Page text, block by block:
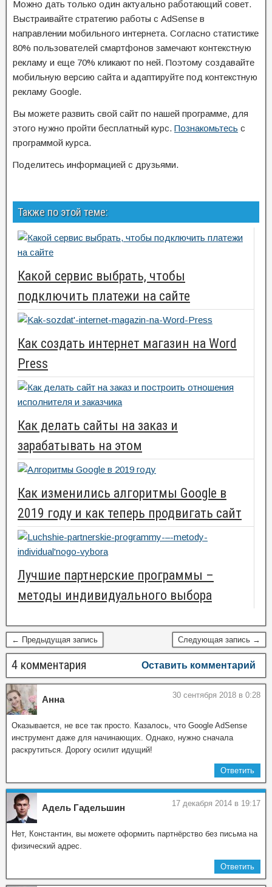
Можно дать только один актуально работающий совет.
Выстраивайте стратегию работы с AdSense в
направлении мобильного интернета. Согласно статистике
80% пользователей смартфонов замечают контекстную
рекламу и еще 70% кликают по ней. Поэтому создавайте
мобильную версию сайта и адаптируйте под контекстную
рекламу Google.
Вы можете развить свой сайт по нашей программе, для
этого нужно пройти бесплатный курс. Познакомьтесь с
программой курса.
Поделитесь информацией с друзьями.
Также по этой теме:
Какой сервис выбрать, чтобы
подключить платежи на сайте
Как создать интернет магазин на Word
Press
Как делать сайты на заказ и
зарабатывать на этом
Как изменились алгоритмы Google в
2019 году и как теперь продвигать сайт
Лучшие партнерские программы –
методы индивидуального выбора
← Предыдущая запись Следующая запись →
4 комментария Оставить комментарий
Анна 30 сентября 2018 в 0:28
Оказывается, не все так просто. Казалось, что Google AdSense
инструмент даже для начинающих. Однако, нужно сначала
раскрутиться. Дорогу осилит идущий!
Ответить
Адель Гадельшин 17 декабря 2014 в 19:17
Нет, Константин, вы можете оформить партнёрство без письма на
физический адрес.
Ответить